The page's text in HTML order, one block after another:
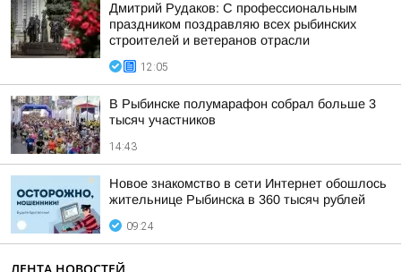
Дмитрий Рудаков: С профессиональным
праздником поздравляю всех рыбинских
строителей и ветеранов отрасли
12:05
В Рыбинске полумарафон собрал больше 3
тысяч участников
14:43
Новое знакомство в сети Интернет обошлось
жительнице Рыбинска в 360 тысяч рублей
09:24